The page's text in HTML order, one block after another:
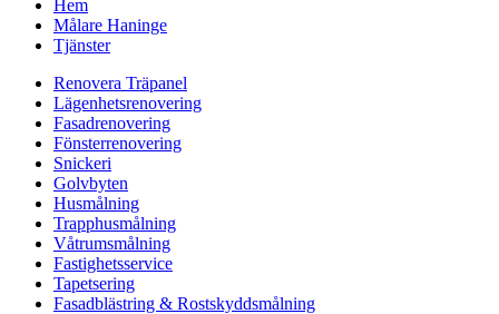
Hem
Målare Haninge
Tjänster
Renovera Träpanel
Lägenhetsrenovering
Fasadrenovering
Fönsterrenovering
Snickeri
Golvbyten
Husmålning
Trapphusmålning
Våtrumsmålning
Fastighetsservice
Tapetsering
Fasadblästring & Rostskyddsmålning